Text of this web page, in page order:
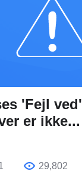
'Fejl ved'
er ikke...
29,802